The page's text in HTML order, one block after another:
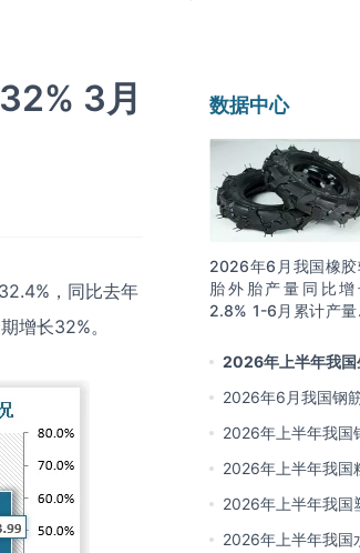
3月
，同比去年
增长32%。
数据中心
2026年6月我国橡胶
胎外胎产量同比增
2.8% 1-6月累计产量
2026年上半年我国
比下降2.8% 其中
2026年6月我国钢
计产量同比下降
2026年上半年我国
比下降0.9% 其中
2026年上半年我国
河北产量占比
2026年上半年我国
其中江苏、浙江产
2026年上半年我国